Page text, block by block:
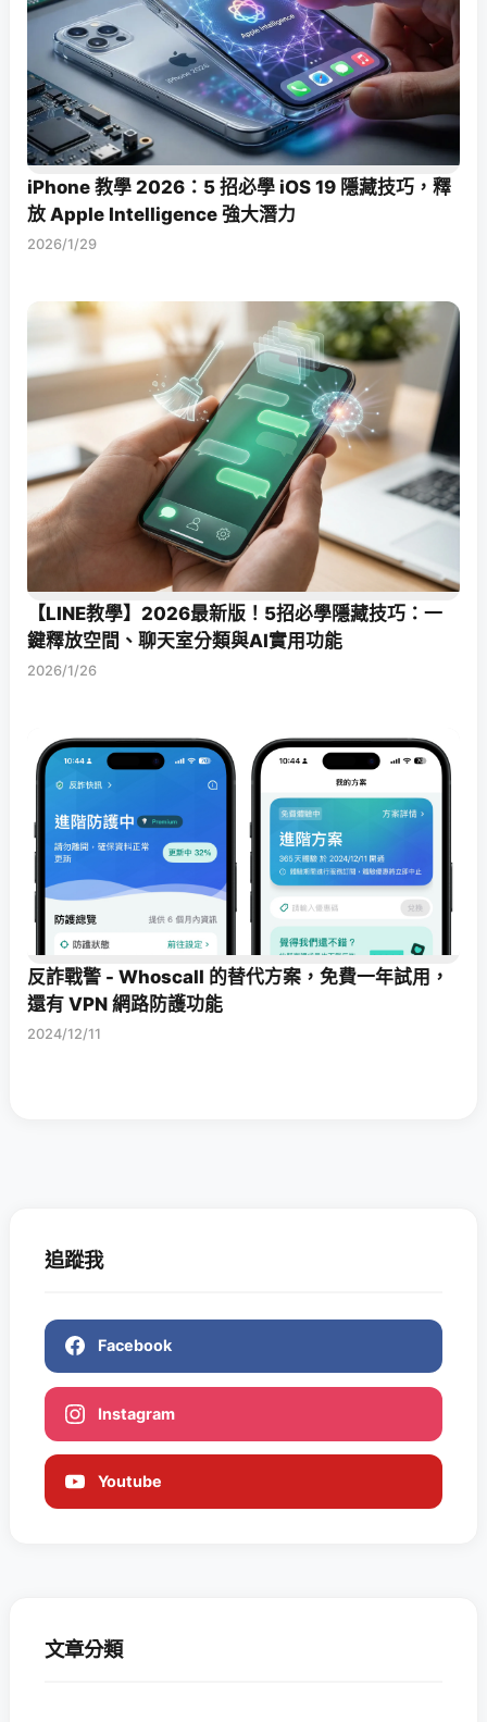
iPhone 教學 2026：5 招必學 iOS 19 隱藏技巧，釋
放 Apple Intelligence 強大潛力
2026/1/29
【LINE教學】2026最新版！5招必學隱藏技巧：一
鍵釋放空間、聊天室分類與AI實用功能
2026/1/26
反詐戰警 - Whoscall 的替代方案，免費一年試用，
還有 VPN 網路防護功能
2024/12/11
追蹤我
Facebook
Instagram
Youtube
文章分類